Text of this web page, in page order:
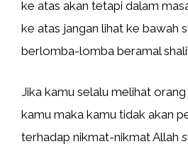
ke atas akan tetapi dalam
ke atas jangan lihat ke bawah
berlomba-lomba beramal
Jika kamu selalu melihat
kamu maka kamu tidak akan
terhadap nikmat-nikmat Allah